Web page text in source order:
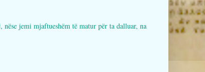
jemi mjaftueshëm të matur për ta dalluar, na